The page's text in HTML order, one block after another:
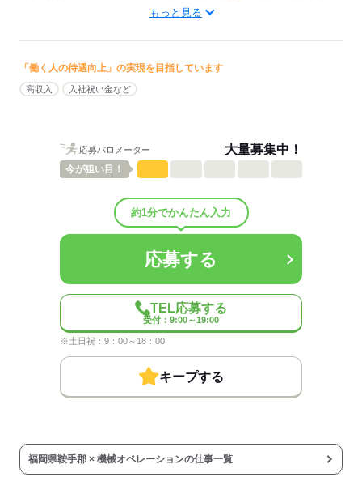
組立・検査など、配属部署により各工程をお願いします。
男女比（男6：女4）
応募する
もっと見る
「働く人の待遇向上」の実現を目指しています
高収入 入社祝い金など
応募バロメーター 大量募集中！
今が狙い目！
約1分でかんたん入力
応募する
TEL応募する
受付：9:00～19:00
※土日祝：9：00～18：00
キープする
福岡県鞍手郡 × 機械オペレーションの仕事一覧